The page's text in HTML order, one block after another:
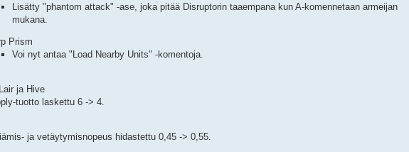
Lisätty "phantom attack" -ase, joka pitää Disruptorin taaempana kun A-komennetaan armeijan
mukana.
Prism
Voi nyt antaa "Load Nearby Units" -komentoja.
ja Hive
tuotto laskettu 6 -> 4.
ja vetäytymisnopeus hidastettu 0,45 -> 0,55.